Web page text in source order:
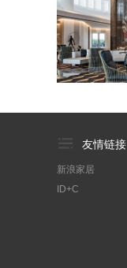
友情链接
新浪家居
ID+C